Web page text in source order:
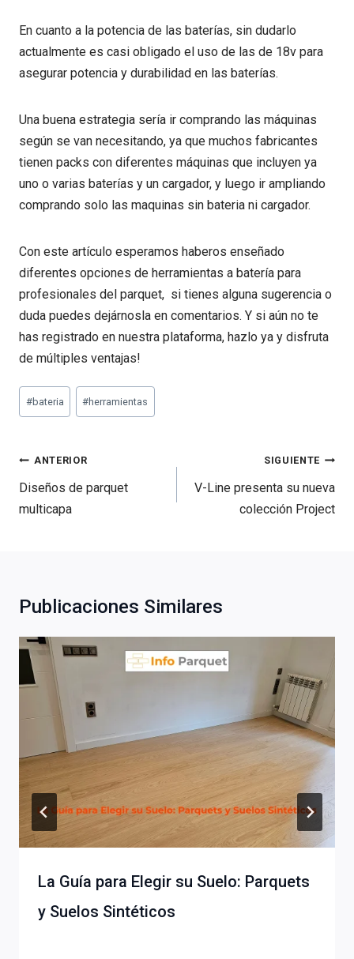
En cuanto a la potencia de las baterías, sin dudarlo
actualmente es casi obligado el uso de las de 18v para
asegurar potencia y durabilidad en las baterías.
Una buena estrategia sería ir comprando las máquinas
según se van necesitando, ya que muchos fabricantes
tienen packs con diferentes máquinas que incluyen ya
uno o varias baterías y un cargador, y luego ir ampliando
comprando solo las maquinas sin bateria ni cargador.
Con este artículo esperamos haberos enseñado
diferentes opciones de herramientas a batería para
profesionales del parquet, si tienes alguna sugerencia o
duda puedes dejárnosla en comentarios. Y si aún no te
has registrado en nuestra plataforma, hazlo ya y disfruta
de múltiples ventajas!
Etiquetas
de
entrada:
#bateria #herramientas
Navegación
de
entradas
ANTERIOR
Diseños de parquet
multicapa
SIGUIENTE
V-Line presenta su nueva
colección Project
Publicaciones Similares
La Guía para Elegir su Suelo: Parquets
y Suelos Sintéticos